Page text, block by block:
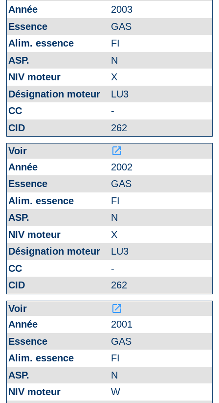
2003
GAS
FI
N
X
LU3
-
262
launch
2002
GAS
FI
N
X
LU3
-
262
launch
2001
GAS
FI
N
W